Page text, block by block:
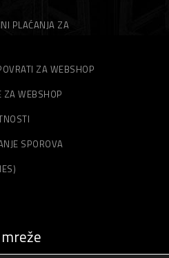
PLAĆANJA ZA
ZA WEBSHOP
ZA WEBSHOP
SPOROVA